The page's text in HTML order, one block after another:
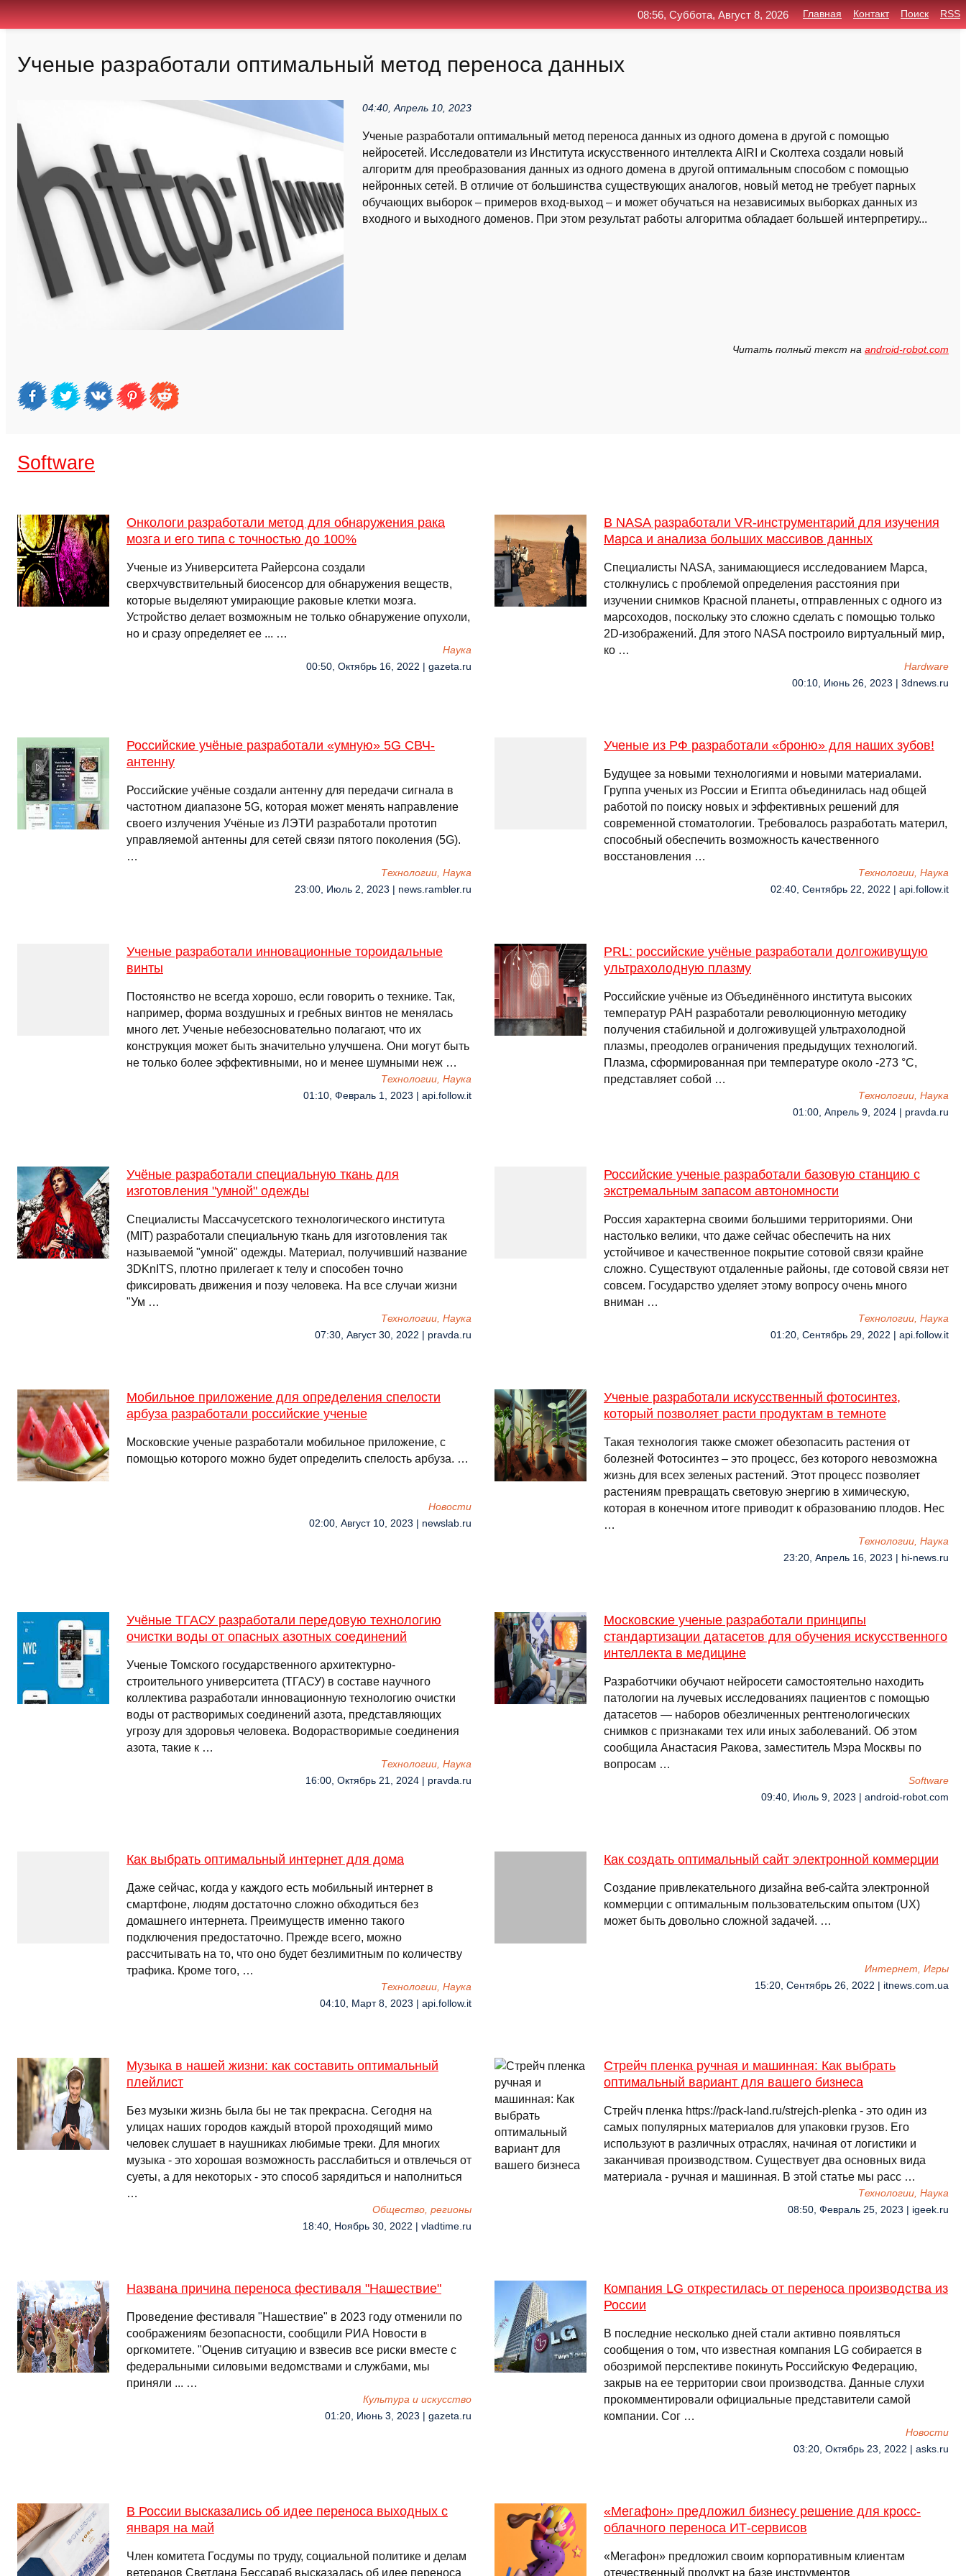
Ученые разработали оптимальный метод переноса данных
04:40, Апрель 10, 2023
Ученые разработали оптимальный метод переноса данных из одного домена в другой с помощью
нейросетей. Исследователи из Института искусственного интеллекта AIRI и Сколтеха создали новый
алгоритм для преобразования данных из одного домена в другой оптимальным способом с помощью
нейронных сетей. В отличие от большинства существующих аналогов, новый метод не требует парных
обучающих выборок – примеров вход-выход – и может обучаться на независимых выборках данных из
входного и выходного доменов. При этом результат работы алгоритма обладает большей интерпретиру...
Читать полный текст на android-robot.com
Software
Онкологи разработали метод для обнаружения рака
мозга и его типа с точностью до 100%
Ученые из Университета Райерсона создали
сверхчувствительный биосенсор для обнаружения веществ,
которые выделяют умирающие раковые клетки мозга.
Устройство делает возможным не только обнаружение опухоли,
но и сразу определяет ее ... …
Наука
00:50, Октябрь 16, 2022 | gazeta.ru
В NASA разработали VR-инструментарий для изучения
Марса и анализа больших массивов данных
Специалисты NASA, занимающиеся исследованием Марса,
столкнулись с проблемой определения расстояния при
изучении снимков Красной планеты, отправленных с одного из
марсоходов, поскольку это сложно сделать с помощью только
2D-изображений. Для этого NASA построило виртуальный мир,
ко …
Hardware
00:10, Июнь 26, 2023 | 3dnews.ru
Российские учёные разработали «умную» 5G СВЧ-
антенну
Российские учёные создали антенну для передачи сигнала в
частотном диапазоне 5G, которая может менять направление
своего излучения Учёные из ЛЭТИ разработали прототип
управляемой антенны для сетей связи пятого поколения (5G).
…
Технологии, Наука
23:00, Июль 2, 2023 | news.rambler.ru
Ученые из РФ разработали «броню» для наших зубов!
Будущее за новыми технологиями и новыми материалами.
Группа ученых из России и Египта объединилась над общей
работой по поиску новых и эффективных решений для
современной стоматологии. Требовалось разработать материл,
способный обеспечить возможность качественного
восстановления …
Технологии, Наука
02:40, Сентябрь 22, 2022 | api.follow.it
Ученые разработали инновационные тороидальные
винты
Постоянство не всегда хорошо, если говорить о технике. Так,
например, форма воздушных и гребных винтов не менялась
много лет. Ученые небезосновательно полагают, что их
конструкция может быть значительно улучшена. Они могут быть
не только более эффективными, но и менее шумными неж …
Технологии, Наука
01:10, Февраль 1, 2023 | api.follow.it
PRL: российские учёные разработали долгоживущую
ультрахолодную плазму
Российские учёные из Объединённого института высоких
температур РАН разработали революционную методику
получения стабильной и долгоживущей ультрахолодной
плазмы, преодолев ограничения предыдущих технологий.
Плазма, сформированная при температуре около -273 °C,
представляет собой …
Технологии, Наука
01:00, Апрель 9, 2024 | pravda.ru
Учёные разработали специальную ткань для
изготовления "умной" одежды
Специалисты Массачусетского технологического института
(MIT) разработали специальную ткань для изготовления так
называемой "умной" одежды. Материал, получивший название
3DKnITS, плотно прилегает к телу и способен точно
фиксировать движения и позу человека. На все случаи жизни
"Ум …
Технологии, Наука
07:30, Август 30, 2022 | pravda.ru
Российские ученые разработали базовую станцию с
экстремальным запасом автономности
Россия характерна своими большими территориями. Они
настолько велики, что даже сейчас обеспечить на них
устойчивое и качественное покрытие сотовой связи крайне
сложно. Существуют отдаленные районы, где сотовой связи нет
совсем. Государство уделяет этому вопросу очень много
вниман …
Технологии, Наука
01:20, Сентябрь 29, 2022 | api.follow.it
Мобильное приложение для определения спелости
арбуза разработали российские ученые
Московские ученые разработали мобильное приложение, с
помощью которого можно будет определить спелость арбуза. …
Новости
02:00, Август 10, 2023 | newslab.ru
Ученые разработали искусственный фотосинтез,
который позволяет расти продуктам в темноте
Такая технология также сможет обезопасить растения от
болезней Фотосинтез – это процесс, без которого невозможна
жизнь для всех зеленых растений. Этот процесс позволяет
растениям превращать световую энергию в химическую,
которая в конечном итоге приводит к образованию плодов. Нес
…
Технологии, Наука
23:20, Апрель 16, 2023 | hi-news.ru
Учёные ТГАСУ разработали передовую технологию
очистки воды от опасных азотных соединений
Ученые Томского государственного архитектурно-
строительного университета (ТГАСУ) в составе научного
коллектива разработали инновационную технологию очистки
воды от растворимых соединений азота, представляющих
угрозу для здоровья человека. Водорастворимые соединения
азота, такие к …
Технологии, Наука
16:00, Октябрь 21, 2024 | pravda.ru
Московские ученые разработали принципы
стандартизации датасетов для обучения искусственного
интеллекта в медицине
Разработчики обучают нейросети самостоятельно находить
патологии на лучевых исследованиях пациентов с помощью
датасетов — наборов обезличенных рентгенологических
снимков с признаками тех или иных заболеваний. Об этом
сообщила Анастасия Ракова, заместитель Мэра Москвы по
вопросам …
Software
09:40, Июль 9, 2023 | android-robot.com
Как выбрать оптимальный интернет для дома
Даже сейчас, когда у каждого есть мобильный интернет в
смартфоне, людям достаточно сложно обходиться без
домашнего интернета. Преимуществ именно такого
подключения предостаточно. Прежде всего, можно
рассчитывать на то, что оно будет безлимитным по количеству
трафика. Кроме того, …
Технологии, Наука
04:10, Март 8, 2023 | api.follow.it
Как создать оптимальный сайт электронной коммерции
Создание привлекательного дизайна веб-сайта электронной
коммерции с оптимальным пользовательским опытом (UX)
может быть довольно сложной задачей. …
Интернет, Игры
15:20, Сентябрь 26, 2022 | itnews.com.ua
Музыка в нашей жизни: как составить оптимальный
плейлист
Без музыки жизнь была бы не так прекрасна. Сегодня на
улицах наших городов каждый второй проходящий мимо
человек слушает в наушниках любимые треки. Для многих
музыка - это хорошая возможность расслабиться и отвлечься от
суеты, а для некоторых - это способ зарядиться и наполниться
…
Общество, регионы
18:40, Ноябрь 30, 2022 | vladtime.ru
Стрейч пленка ручная и машинная: Как выбрать
оптимальный вариант для вашего бизнеса
Стрейч пленка https://pack-land.ru/strejch-plenka - это один из
самых популярных материалов для упаковки грузов. Его
используют в различных отраслях, начиная от логистики и
заканчивая производством. Существует два основных вида
материала - ручная и машинная. В этой статье мы расс …
Технологии, Наука
08:50, Февраль 25, 2023 | igeek.ru
Названа причина переноса фестиваля "Нашествие"
Проведение фестиваля "Нашествие" в 2023 году отменили по
соображениям безопасности, сообщили РИА Новости в
оргкомитете. "Оценив ситуацию и взвесив все риски вместе с
федеральными силовыми ведомствами и службами, мы
приняли ... …
Культура и искусство
01:20, Июнь 3, 2023 | gazeta.ru
Компания LG открестилась от переноса производства из
России
В последние несколько дней стали активно появляться
сообщения о том, что известная компания LG собирается в
обозримой перспективе покинуть Российскую Федерацию,
закрыв на ее территории свои производства. Данные слухи
прокомментировали официальные представители самой
компании. Сог …
Новости
03:20, Октябрь 23, 2022 | asks.ru
В России высказались об идее переноса выходных с
января на май
Член комитета Госдумы по труду, социальной политике и делам
ветеранов Светлана Бессараб высказалась об идее переноса
«Мегафон» предложил бизнесу решение для кросс-
облачного переноса ИТ-сервисов
«Мегафон» предложил своим корпоративным клиентам
отечественный продукт на базе инструментов
08:56, Суббота, Август 8, 2026 Главная Контакт Поиск RSS